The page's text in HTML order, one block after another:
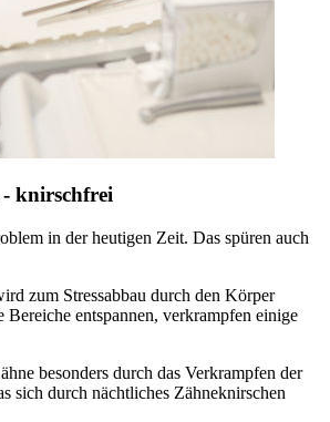
- knirschfrei
in der heutigen Zeit. Das spüren auch
zum Stressabbau durch den Körper
Bereiche entspannen, verkrampfen einige
besonders durch das Verkrampfen der
sich durch nächtliches Zähneknirschen